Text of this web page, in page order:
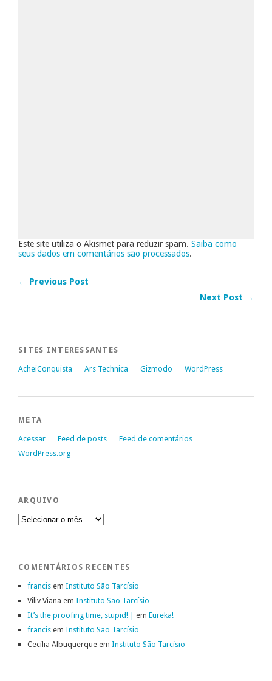
Este site utiliza o Akismet para reduzir spam. Saiba como
seus dados em comentários são processados.
← Previous Post
Next Post →
SITES INTERESSANTES
AcheiConquista Ars Technica Gizmodo WordPress
META
Acessar Feed de posts
Feed de comentários
WordPress.org
ARQUIVO
Arquivo
COMENTÁRIOS RECENTES
francis em Instituto São Tarcísio
Viliv Viana em Instituto São Tarcísio
It’s the proofing time, stupid! | em Eureka!
francis em Instituto São Tarcísio
Cecília Albuquerque em Instituto São Tarcísio